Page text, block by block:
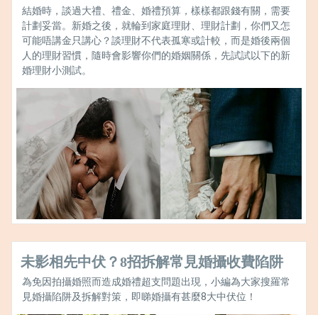
結婚時，談過大禮、禮金、婚禮預算，樣樣都跟錢有關，需要
計劃妥當。新婚之後，就輪到家庭理財、理財計劃，你們又怎
可能唔講金只講心？談理財不代表孤寒或計較，而是婚後兩個
人的理財習慣，隨時會影響你們的婚姻關係，先試試以下的新
婚理財小測試。
未影相先中伏？8招拆解常見婚攝收費陷阱
為免因拍攝婚照而造成婚禮超支問題出現，小編為大家搜羅常
見婚攝陷阱及拆解對策，即睇婚攝有甚麼8大中伏位！